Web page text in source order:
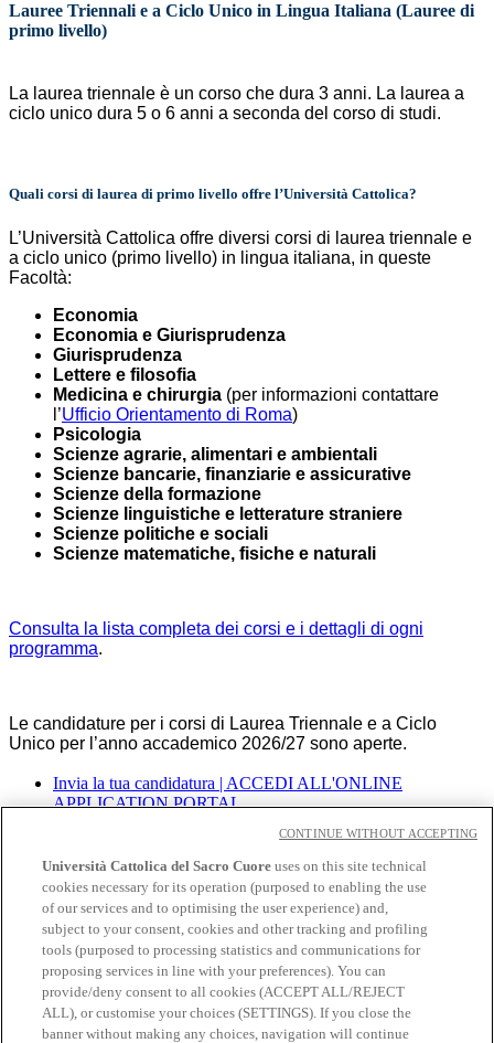
Lauree Triennali e a Ciclo Unico in Lingua Italiana (Lauree di
primo livello)
La laurea triennale è un corso che dura 3 anni. La laurea a
ciclo unico dura 5 o 6 anni a seconda del corso di studi.
Quali corsi di laurea di primo livello offre l’Università Cattolica?
L’Università Cattolica offre diversi corsi di laurea triennale e
a ciclo unico (primo livello) in lingua italiana, in queste
Facoltà:
Economia
Economia e Giurisprudenza
Giurisprudenza
Lettere e filosofia
Medicina e chirurgia (per informazioni contattare
l’Ufficio Orientamento di Roma)
Psicologia
Scienze agrarie, alimentari e ambientali
Scienze bancarie, finanziarie e assicurative
Scienze della formazione
Scienze linguistiche e letterature straniere
Scienze politiche e sociali
Scienze matematiche, fisiche e naturali
Consulta la lista completa dei corsi e i dettagli di ogni
programma.
Le candidature per i corsi di Laurea Triennale e a Ciclo
Unico per l’anno accademico 2026/27 sono aperte.
Invia la tua candidatura | ACCEDI ALL'ONLINE
APPLICATION PORTAL
About the University
Undergraduate programmes
Graduate programmes
Study
Experiential learning
Wifi and Eduroam
Cloudmail-iCatt
Erasmus policy statement
Università Cattolica del Sacro Cuore uses on this site technical
cookies necessary for its operation (purposed to enabling the use
of our services and to optimising the user experience) and,
subject to your consent, cookies and other tracking and profiling
tools (purposed to processing statistics and communications for
proposing services in line with your preferences). You can
provide/deny consent to all cookies (ACCEPT ALL/REJECT
ALL), or customise your choices (SETTINGS). If you close the
banner without making any choices, navigation will continue
CONTINUE WITHOUT ACCEPTING